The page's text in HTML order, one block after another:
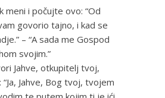
meni i počujte ovo: “Od
govorio tajno, i kad se
– “A sada me Gospod
svojim.”
Jahve, otkupitelj tvoj,
Jahve, Bog tvoj, tvojem